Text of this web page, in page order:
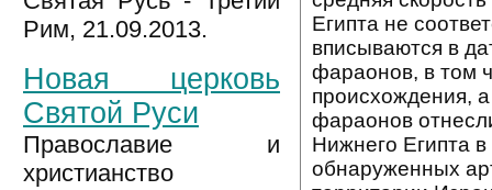
Рим, 21.09.2013.
Новая церковь
Святой Руси
Православие и
христианство
Египта не
вписываются в
фараонов, в том
происхождения,
фараонов
Нижнего Египта
обнаруженных